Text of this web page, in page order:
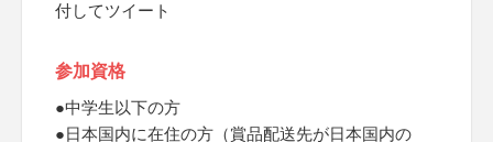
付してツイート
参加資格
●中学生以下の方
●日本国内に在住の方（賞品配送先が日本国内の